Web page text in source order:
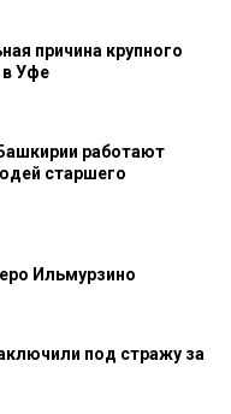
причина крупного
в Уфе
работают
старшего
Ильмурзино
под стражу за